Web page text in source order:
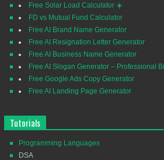
Free Solar Load Calculator ☀️
FD vs Mutual Fund Calculator
Free AI Brand Name Generator
Free AI Resignation Letter Generator
Free AI Business Name Generator
Free AI Slogan Generator – Professional
Free Google Ads Copy Generator
Free AI Landing Page Generator
Tutorials
Programming Languages
DSA